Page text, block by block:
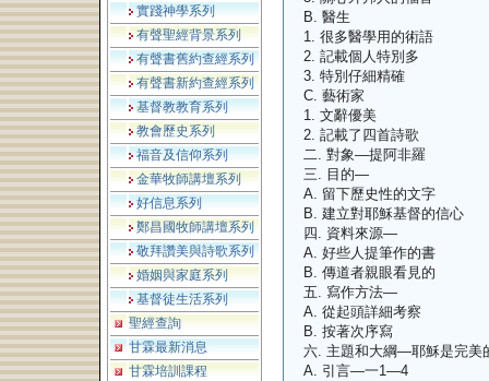
實踐神學系列
有聲聖經背景系列
有聲書舊約查經系列
有聲書新約查經系列
基督教教育系列
教會歷史系列
福音及信仰系列
金華牧師講壇系列
好信息系列
鄭昌國牧師講壇系列
敬拜讚美與詩歌系列
婚姻與家庭系列
基督徒生活系列
聖經查詢
甘霖最新消息
甘霖培訓課程
B. 醫生
1. 很多醫學用的術語
2. 記載個人特別多
3. 特別仔細精確
C. 藝術家
1. 文辭優美
2. 記載了四首詩歌
二. 對象—提阿非羅
三. 目的—
A. 留下歷史性的文字
B. 建立對耶穌基督的信心
四. 資料來源—
A. 好些人提筆作的書
B. 傳道者親眼看見的
五. 寫作方法—
A. 從起頭詳細考察
B. 按著次序寫
六. 主題和大綱—耶穌是完美
A. 引言—一1—4